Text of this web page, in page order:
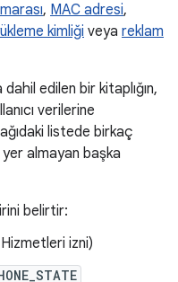
, MAC adresi,
kimliği veya reklam
dahil edilen bir kitaplığın,
verilerine
listede birkaç
almayan başka
belirtir:
izni)